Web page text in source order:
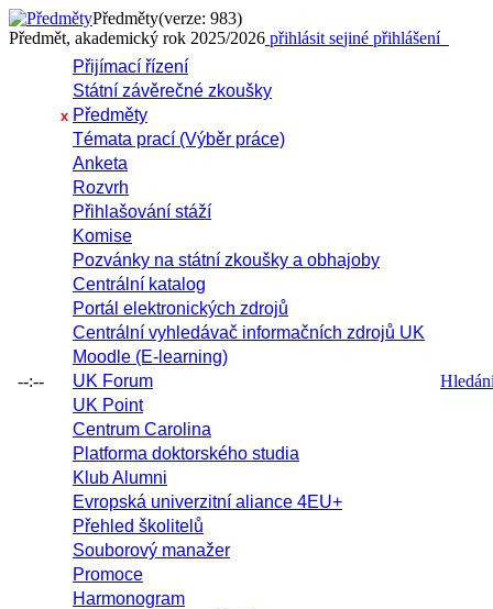
Předměty(verze: 983)
Předmět, akademický rok 2025/2026 přihlásit sejiné přihlášení
--:--
Přijímací řízení
Státní závěrečné zkoušky
x Předměty
Témata prací (Výběr práce)
Anketa
Rozvrh
Přihlašování stáží
Komise
Pozvánky na státní zkoušky a obhajoby
Centrální katalog
Portál elektronických zdrojů
Centrální vyhledávač informačních zdrojů UK
Moodle (E-learning)
UK Forum
UK Point
Centrum Carolina
Platforma doktorského studia
Klub Alumni
Evropská univerzitní aliance 4EU+
Přehled školitelů
Souborový manažer
Promoce
Harmonogram